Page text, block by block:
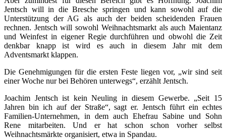
Jentsch will in die Bresche springen und kann sowohl auf die
Unterstützung der AG als auch der beiden scheidenden Frauen
rechnen. Jentsch will sowohl Weihnachtsmarkt als auch Maientanz
und Weinfest in eigener Regie durchführen und obwohl die Zeit
denkbar knapp ist wird es auch in diesem Jahr mit dem
Adventsmarkt klappen.
Die Genehmigungen für die ersten Feste liegen vor, „wir sind seit
einer Woche nur bei Behören unterwegs“, erzählt Jentsch.
Joachim Jentsch ist kein Neuling in diesem Gewerbe. „Seit 15
Jahren bin ich auf der Straße“, sagt er. Jentsch führt ein echtes
Familien-Unternehmen, in dem auch Ehefrau Sabine und Sohn
Rene mitarbeiten. Und er hat schon schon vorher selbst
Weihnachtsmärkte organisiert, etwa in Spandau.